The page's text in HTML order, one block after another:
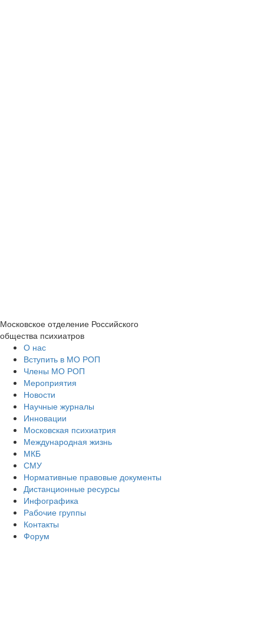
Московское отделение Российского
общества психиатров
О нас
Вступить в МО РОП
Члены МО РОП
Мероприятия
Новости
Научные журналы
Инновации
Московская психиатрия
Международная жизнь
МКБ
СМУ
Нормативные правовые документы
Дистанционные ресурсы
Инфографика
Рабочие группы
Контакты
Форум